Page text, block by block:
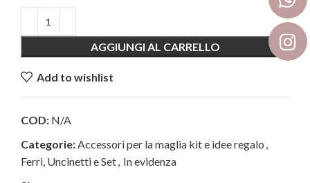
AGGIUNGI AL CARRELLO
Add to wishlist
COD: N/A
Categorie:Accessori per la maglia kit e idee regalo ,
Ferri, Uncinetti e Set, In evidenza